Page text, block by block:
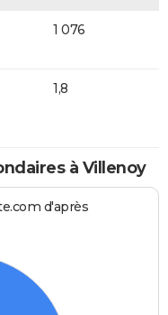
1 076
1,8
à Villenoy
d'après